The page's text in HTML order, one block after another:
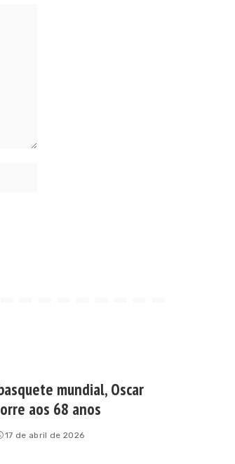
mundial, Oscar
aos 68 anos
17 de abril de 2026